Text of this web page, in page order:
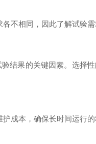
相同，因此了解试验需
果的关键因素。选择
成本，确保长时间运行的